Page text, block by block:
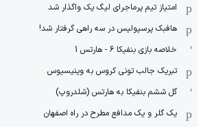
امتیاز تیم پرماجرای لیگ یک واگذار شد
هافبک پرسپولیس در سه راهی گرفتار شد!
خلاصه بازی بنفیکا 6 - هارتس 1
تبریک جالب تونی کروس به وینیسیوس
گل ششم بنفیکا به هارتس (شلدروپ)
یک گلر و یک مدافع مطرح در راه اصفهان